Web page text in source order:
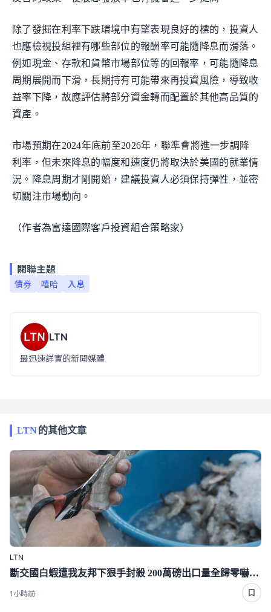
除了發掘在利率下跌環境中有望表現良好的標的，投資人
也應檢視投組裡有哪些部位的報酬率可能隨降息而滑落。
例如現金、存款和貨幣市場部位等的回報率，可能隨降息
周期展開而下滑，長期持有可能帶來再投資風險，導致收
益率下降，故應評估將部分資金轉而配置於其他高品質的
資產。
市場預期在2024年底前至2026年，聯準會將進一步調降
利率，但未來降息的幅度和速度仍將取決於美國的就業情
況。降息周期才剛開始，建議投資人必須保持彈性，並密
切關注市場動向。
（作者為富達國際客戶投資組合策略家）
關聯主題
債券 嘻哈 入息
LTN
最迅速詳實的新聞媒體
LTN的其他文章
LTN
斷交國白蝦遭我友邦下狠手封殺 200萬磅出口量全歸零嚇崩了
1小時前